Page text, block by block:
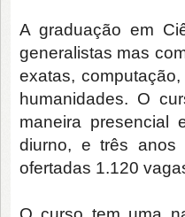
A graduação em
generalistas mas
exatas,
humanidades. O
maneira presencial
diurno, e três anos
ofertadas 1.120